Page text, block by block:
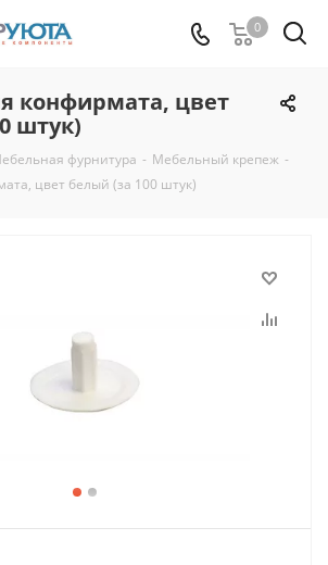
0
конфирмата, цвет
штук)
фурнитура - Мебельный крепеж -
цвет белый (за 100 штук)